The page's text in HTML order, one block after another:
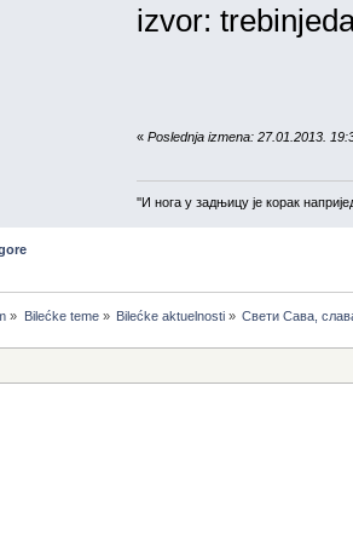
izvor:
« Poslednja izmena: 27.01.2013.
''И нога у задњицу је корак
» Bilećke teme» Bilećke aktuelnosti» Свети Сава,